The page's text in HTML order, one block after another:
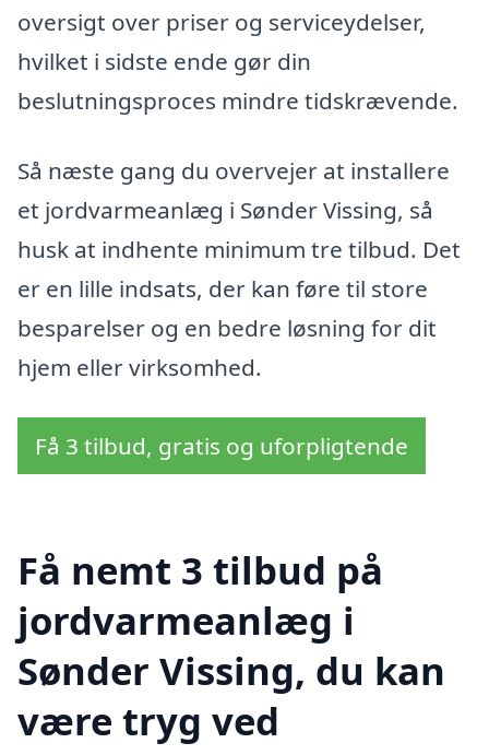
oversigt over priser og serviceydelser,
hvilket i sidste ende gør din
beslutningsproces mindre tidskrævende.
Så næste gang du overvejer at installere
et jordvarmeanlæg i Sønder Vissing, så
husk at indhente minimum tre tilbud. Det
er en lille indsats, der kan føre til store
besparelser og en bedre løsning for dit
hjem eller virksomhed.
Få 3 tilbud, gratis og uforpligtende
Få nemt 3 tilbud på
jordvarmeanlæg i
Sønder Vissing, du kan
være tryg ved